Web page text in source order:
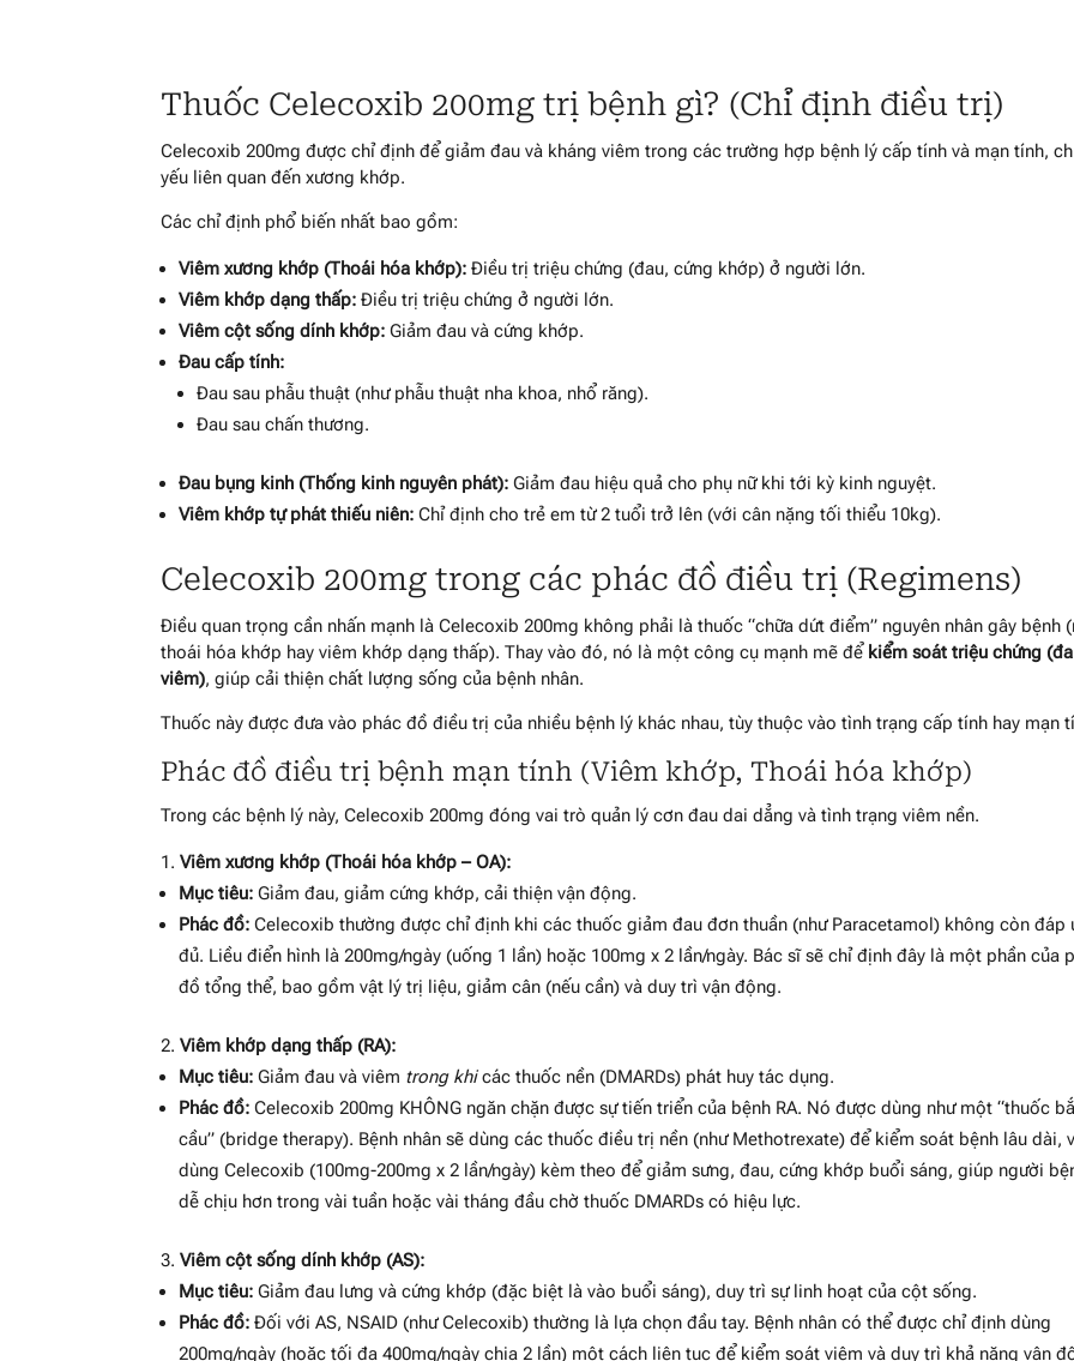
Thuốc Celecoxib 200mg trị bệnh gì? (Chỉ định điều trị)
Celecoxib 200mg được chỉ định để giảm đau và kháng viêm trong các trường hợp bệnh lý cấp tính và mạn tính,
yếu liên quan đến xương khớp.
Các chỉ định phổ biến nhất bao gồm:
Viêm xương khớp (Thoái hóa khớp): Điều trị triệu chứng (đau, cứng khớp) ở người lớn.
Viêm khớp dạng thấp: Điều trị triệu chứng ở người lớn.
Viêm cột sống dính khớp: Giảm đau và cứng khớp.
Đau cấp tính:
Đau sau phẫu thuật (như phẫu thuật nha khoa, nhổ răng).
Đau sau chấn thương.
Đau bụng kinh (Thống kinh nguyên phát): Giảm đau hiệu quả cho phụ nữ khi tới kỳ kinh nguyệt.
Viêm khớp tự phát thiếu niên: Chỉ định cho trẻ em từ 2 tuổi trở lên (với cân nặng tối thiểu 10kg).
Celecoxib 200mg trong các phác đồ điều trị (Regimens)
Điều quan trọng cần nhấn mạnh là Celecoxib 200mg không phải là thuốc “chữa dứt điểm” nguyên nhân gây bệnh
thoái hóa khớp hay viêm khớp dạng thấp). Thay vào đó, nó là một công cụ mạnh mẽ để kiểm soát triệu chứng
viêm), giúp cải thiện chất lượng sống của bệnh nhân.
Thuốc này được đưa vào phác đồ điều trị của nhiều bệnh lý khác nhau, tùy thuộc vào tình trạng cấp tính hay mạn
Phác đồ điều trị bệnh mạn tính (Viêm khớp, Thoái hóa khớp)
Trong các bệnh lý này, Celecoxib 200mg đóng vai trò quản lý cơn đau dai dẳng và tình trạng viêm nền.
Viêm xương khớp (Thoái hóa khớp – OA):
Mục tiêu: Giảm đau, giảm cứng khớp, cải thiện vận động.
Phác đồ: Celecoxib thường được chỉ định khi các thuốc giảm đau đơn thuần (như Paracetamol) không còn đáp
đủ. Liều điển hình là 200mg/ngày (uống 1 lần) hoặc 100mg x 2 lần/ngày. Bác sĩ sẽ chỉ định đây là một phần của
đồ tổng thể, bao gồm vật lý trị liệu, giảm cân (nếu cần) và duy trì vận động.
Viêm khớp dạng thấp (RA):
Mục tiêu: Giảm đau và viêm trong khicác thuốc nền (DMARDs) phát huy tác dụng.
Phác đồ: Celecoxib 200mg KHÔNG ngăn chặn được sự tiến triển của bệnh RA. Nó được dùng như một “thuốc
cầu” (bridge therapy). Bệnh nhân sẽ dùng các thuốc điều trị nền (như Methotrexate) để kiểm soát bệnh lâu dài,
dùng Celecoxib (100mg-200mg x 2 lần/ngày) kèm theo để giảm sưng, đau, cứng khớp buổi sáng, giúp người
dễ chịu hơn trong vài tuần hoặc vài tháng đầu chờ thuốc DMARDs có hiệu lực.
Viêm cột sống dính khớp (AS):
Mục tiêu: Giảm đau lưng và cứng khớp (đặc biệt là vào buổi sáng), duy trì sự linh hoạt của cột sống.
Phác đồ: Đối với AS, NSAID (như Celecoxib) thường là lựa chọn đầu tay. Bệnh nhân có thể được chỉ định dùng
200mg/ngày (hoặc tối đa 400mg/ngày chia 2 lần) một cách liên tục để kiểm soát viêm và duy trì khả năng vận